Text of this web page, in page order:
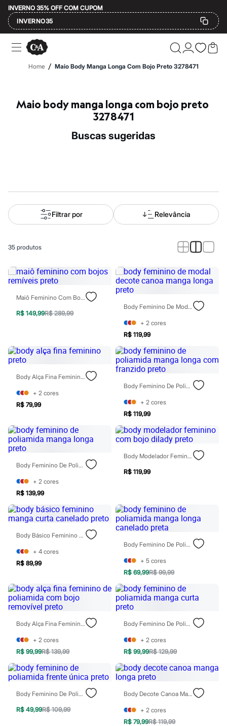
INVERNO 35% OFF COM CUPOM
INVERNO35
Ofertas
Compre por Departamento
Feminino
Mindse7
Plus Size
Novidades
Roupas
Blusas e Camisetas
Básicos
Jeans
Saias
Shorts e Bermudas
Vestidos
Acessórios
Bolsas
Bonés e Chapéus
Relógios
Calçados
Botas
Chinelos
Sandálias
Sapatilhas
City
Clock House
Mindset
Yessica
Moda esportiva
Acessórios
Blusas
Calçados
Leggings
Shorts e Bermudas
Tops
Moda íntima
Calcinhas
Cintas e Modeladores
Meias
Sutiãs e Tops
Moda praia
Biquínis
Maiôs
Saídas de praia
Plus size
Blusas e Camisetas
Casacos e Jaquetas
Jeans
Shorts e Saias
Vestidos
Masculino
Home / Maio Body Manga Longa Com Bojo Preto 3278471
Maio body manga longa com bojo preto
3278471
buscas sugeridas
Filtrar por Relevância
35 produtos
Maiô Feminino Com Bojos Remíveis Preto
R$ 149,99R$ 289,99
Body Feminino De Modal Decote Canoa Manga Longa Preto
+ 2 cores
R$ 119,99
Body Alça Fina Feminino Preto
+ 2 cores
R$ 79,99
Body Feminino De Poliamida Manga Longa Com Franzido Preto
+ 2 cores
R$ 119,99
Body Feminino De Poliamida Manga Longa Preto
+ 2 cores
R$ 139,99
Body Modelador Feminino Com Bojo Dilady Preto
R$ 119,99
Body Básico Feminino Manga Curta Canelado Preto
+ 4 cores
R$ 89,99
Body Feminino De Poliamida Manga Longa Canelado Preta
+ 5 cores
R$ 69,99R$ 99,99
Body Alça Fina Feminino De Poliamida Com Bojo Removível Preto
+ 2 cores
R$ 99,99R$ 139,99
Body Feminino De Poliamida Manga Curta Preto
+ 2 cores
R$ 99,99R$ 129,99
Body Feminino De Poliamida Frente Única Preto
R$ 49,99R$ 109,99
Body Decote Canoa Manga Longa Preto
+ 2 cores
R$ 79,99R$ 119,99